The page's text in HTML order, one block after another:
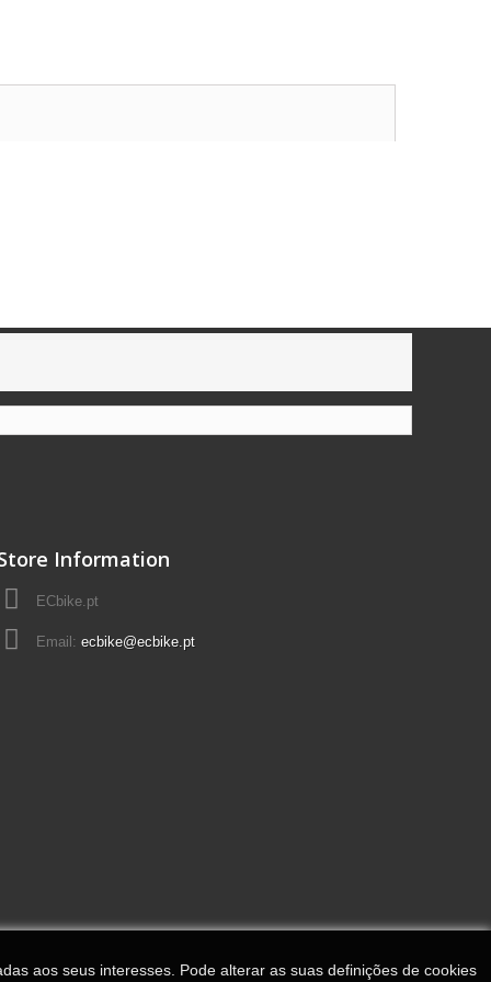
Information
ECbike.pt
Email: ecbike@ecbike.pt
aos seus interesses. Pode alterar as suas definições de cookies